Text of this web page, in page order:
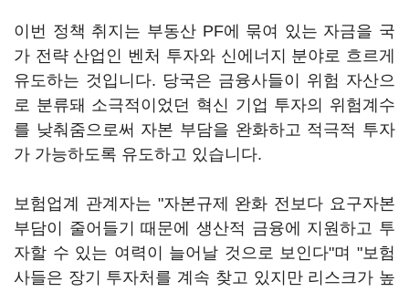
이번 정책 취지는 부동산 PF에 묶여 있는 자금을 국
가 전략 산업인 벤처 투자와 신에너지 분야로 흐르게
유도하는 것입니다. 당국은 금융사들이 위험 자산으
로 분류돼 소극적이었던 혁신 기업 투자의 위험계수
를 낮춰줌으로써 자본 부담을 완화하고 적극적 투자
가 가능하도록 유도하고 있습니다.
보험업계 관계자는 "자본규제 완화 전보다 요구자본
부담이 줄어들기 때문에 생산적 금융에 지원하고 투
자할 수 있는 여력이 늘어날 것으로 보인다"며 "보험
사들은 장기 투자처를 계속 찾고 있지만 리스크가 높